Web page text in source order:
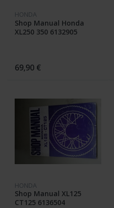
HONDA
Shop Manual Honda
XL250 350 6132905
69,90 €
HONDA
Shop Manual XL125
CT125 6136504